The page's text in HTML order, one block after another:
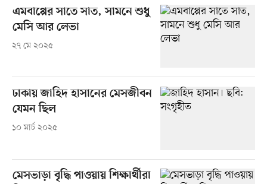
এমবাপ্পের সাতে সাত, সামনে শুধু
মেসি আর লেভা
২৭ মে ২০২৫
ঢাকায় জাহিদ হাসানের মেসজীবন
যেমন ছিল
১০ মার্চ ২০২৫
মেসভাড়া বৃদ্ধি পাওয়ায় শিক্ষার্থীরা